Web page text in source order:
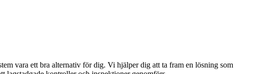
vara ett bra alternativ för dig. Vi hjälper dig att ta fram en lösning som